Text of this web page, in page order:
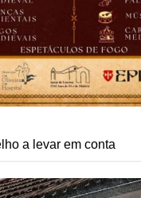
a levar em conta